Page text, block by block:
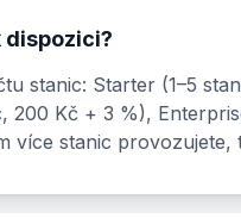
dispozici?
stanic: Starter (1–5
200 Kč + 3 %),
více stanic provozujete,